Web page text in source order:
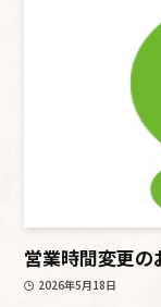
営業時間変更の
2026年5月18日